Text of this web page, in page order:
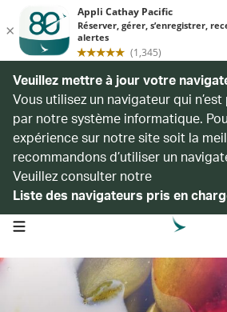
Veuillez mettre à jour votre
Vous utilisez un navigateur qui
par notre système informatique.
expérience sur notre site soit la
recommandons d’utiliser un
Veuillez consulter notre
Liste des navigateurs pris en
open navigation menu